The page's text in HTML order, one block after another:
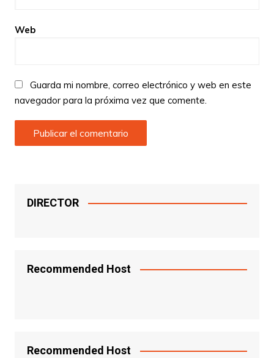
Web
Guarda mi nombre, correo electrónico y web en este
navegador para la próxima vez que comente.
DIRECTOR
Recommended Host
Recommended Host